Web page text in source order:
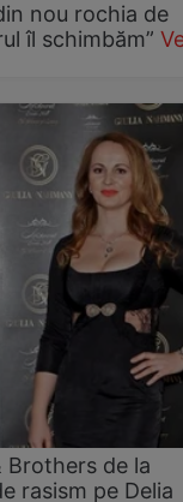
nou rochia de
îl schimbăm”
Brothers de la
rasism pe Delia